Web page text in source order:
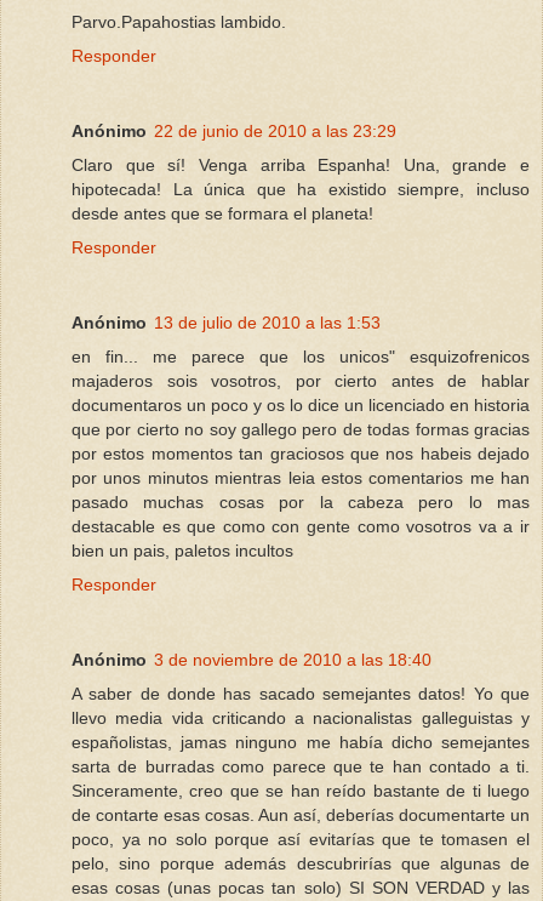
Parvo.Papahostias lambido.
Responder
Anónimo 22 de junio de 2010 a las 23:29
Claro que sí! Venga arriba Espanha! Una, grande e
hipotecada! La única que ha existido siempre, incluso
desde antes que se formara el planeta!
Responder
Anónimo 13 de julio de 2010 a las 1:53
en fin... me parece que los unicos" esquizofrenicos
majaderos sois vosotros, por cierto antes de hablar
documentaros un poco y os lo dice un licenciado en historia
que por cierto no soy gallego pero de todas formas gracias
por estos momentos tan graciosos que nos habeis dejado
por unos minutos mientras leia estos comentarios me han
pasado muchas cosas por la cabeza pero lo mas
destacable es que como con gente como vosotros va a ir
bien un pais, paletos incultos
Responder
Anónimo 3 de noviembre de 2010 a las 18:40
A saber de donde has sacado semejantes datos! Yo que
llevo media vida criticando a nacionalistas galleguistas y
españolistas, jamas ninguno me había dicho semejantes
sarta de burradas como parece que te han contado a ti.
Sinceramente, creo que se han reído bastante de ti luego
de contarte esas cosas. Aun así, deberías documentarte un
poco, ya no solo porque así evitarías que te tomasen el
pelo, sino porque además descubrirías que algunas de
esas cosas (unas pocas tan solo) SI SON VERDAD y las